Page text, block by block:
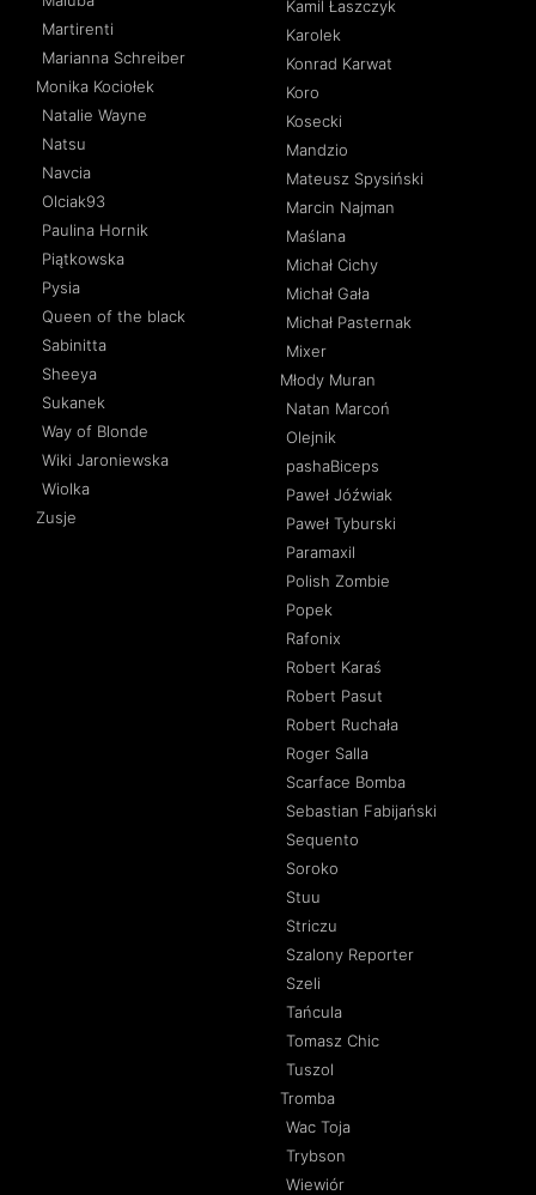
Martirenti
Marianna Schreiber
Monika Kociołek
Natalie Wayne
Natsu
Navcia
Olciak93
Paulina Hornik
Piątkowska
Pysia
Queen of the black
Sabinitta
Sheeya
Sukanek
Way of Blonde
Wiki Jaroniewska
Wiolka
Zusje
Kamil Łaszczyk
Karolek
Konrad Karwat
Koro
Kosecki
Mandzio
Mateusz Spysiński
Marcin Najman
Maślana
Michał Cichy
Michał Gała
Michał Pasternak
Mixer
Młody Muran
Natan Marcoń
Olejnik
pashaBiceps
Paweł Jóźwiak
Paweł Tyburski
Paramaxil
Polish Zombie
Popek
Rafonix
Robert Karaś
Robert Pasut
Robert Ruchała
Roger Salla
Scarface Bomba
Sebastian Fabijański
Sequento
Soroko
Stuu
Striczu
Szalony Reporter
Szeli
Tańcula
Tomasz Chic
Tuszol
Tromba
Wac Toja
Trybson
Wiewiór